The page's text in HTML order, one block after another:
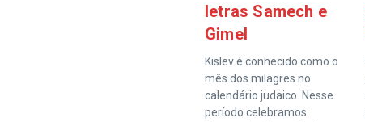
letras Samech e
Gimel
Kislev é conhecido como o
mês dos milagres no
calendário judaico. Nesse
período celebramos